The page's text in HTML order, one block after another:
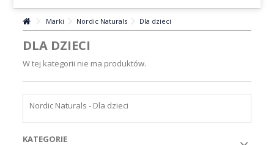
Marki Nordic Naturals Dla dzieci
DLA DZIECI
W tej kategorii nie ma produktów.
Nordic Naturals - Dla dzieci
KATEGORIE